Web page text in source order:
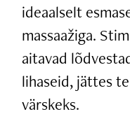
ideaalselt
massaažiga.
aitavad
lihaseid, jättes
värskeks.